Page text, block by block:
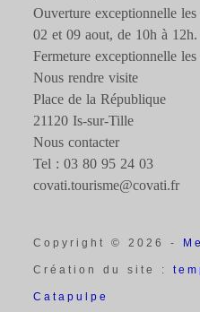
Ouverture exceptionnelle
02 et 09 aout, de 10h à 12h.
Fermeture exceptionnelle
Nous rendre visite
Place de la République
21120 Is-sur-Tille
Nous contacter
Tel : 03 80 95 24 03
covati.tourisme@covati.fr
Copyright © 2026 -
Création du site :
Catapulpe